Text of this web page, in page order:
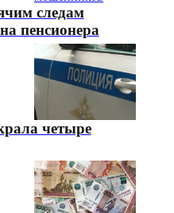
следам
пенсионера
четыре